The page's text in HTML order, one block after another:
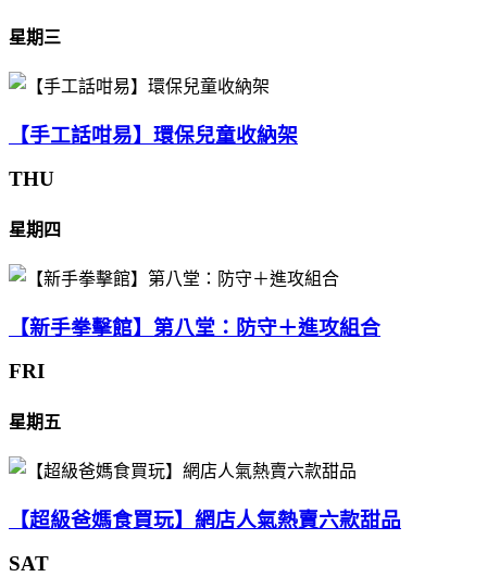
星期三
【手工話咁易】環保兒童收納架
THU
星期四
【新手拳擊館】第八堂：防守＋進攻組合
FRI
星期五
【超級爸媽食買玩】網店人氣熱賣六款甜品
SAT